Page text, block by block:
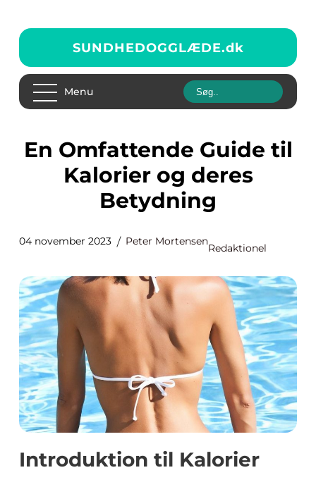
SUNDHEDOGGLÆDE.dk
Menu
En Omfattende Guide til
Kalorier og deres
Betydning
04 november 2023 Peter Mortensen
Redaktionel
Introduktion til Kalorier